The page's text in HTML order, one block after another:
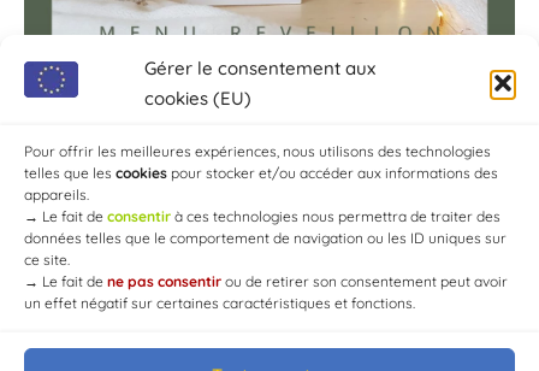
Gérer le consentement aux
cookies (EU)
Pour offrir les meilleures expériences, nous utilisons des technologies
telles que les cookies pour stocker et/ou accéder aux informations des
appareils.
→ Le fait de consentir à ces technologies nous permettra de traiter des
données telles que le comportement de navigation ou les ID uniques sur
ce site.
→ Le fait de ne pas consentir ou de retirer son consentement peut avoir
un effet négatif sur certaines caractéristiques et fonctions.